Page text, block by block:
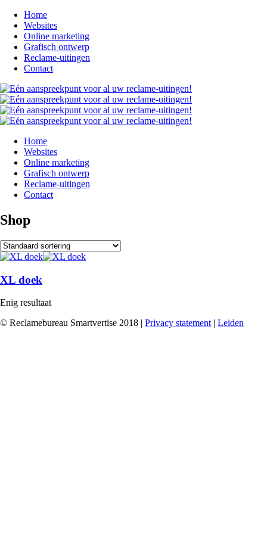
Home
Websites
Online marketing
Grafisch ontwerp
Reclame-uitingen
Contact
Home
Websites
Online marketing
Grafisch ontwerp
Reclame-uitingen
Contact
Shop
XL doek
Enig resultaat
© Reclamebureau Smartvertise 2018 | Privacy statement | Leiden